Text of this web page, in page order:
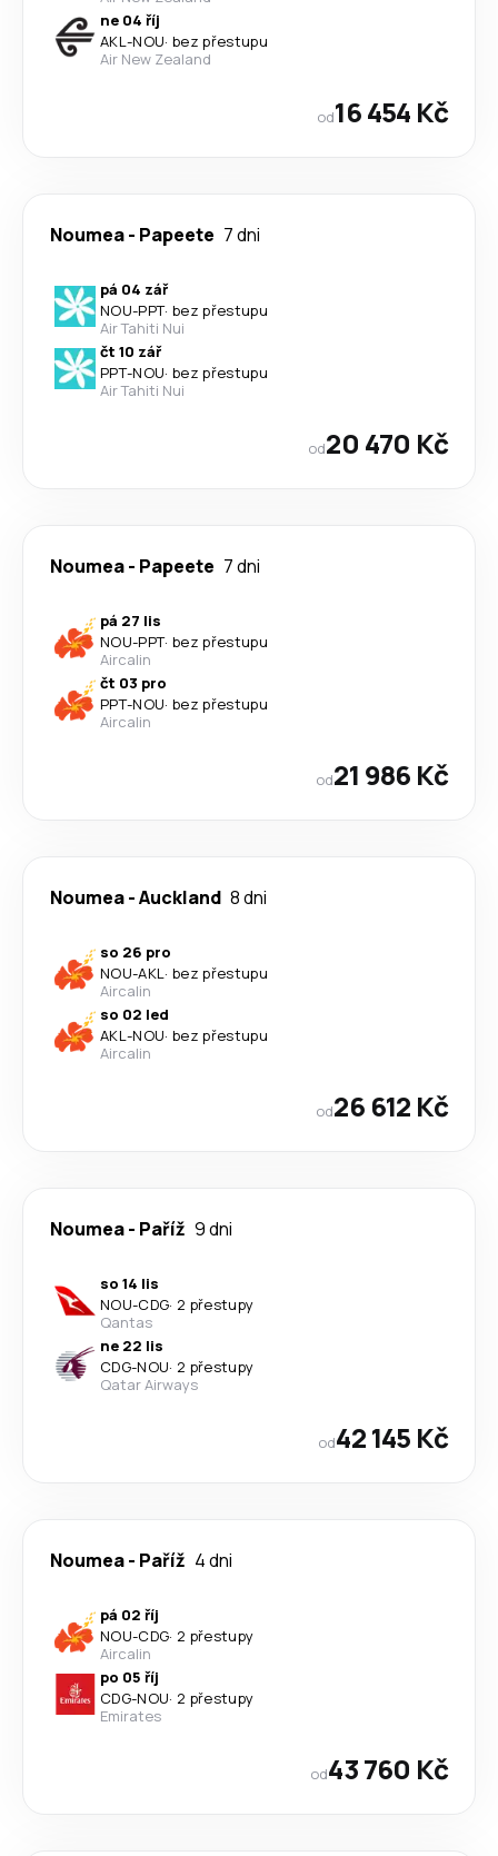
ne 04 říj
AKL-NOU· bez přestupu
Air New Zealand
od16 454 Kč
Noumea- Papeete 7 dni
pá 04 zář
NOU-PPT· bez přestupu
Air Tahiti Nui
čt 10 zář
PPT-NOU· bez přestupu
Air Tahiti Nui
od20 470 Kč
Noumea- Papeete 7 dni
pá 27 lis
NOU-PPT· bez přestupu
Aircalin
čt 03 pro
PPT-NOU· bez přestupu
Aircalin
od21 986 Kč
Noumea-Auckland 8 dni
so 26 pro
NOU-AKL· bez přestupu
Aircalin
so 02 led
AKL-NOU· bez přestupu
Aircalin
od26 612 Kč
Noumea- Paříž 9 dni
so 14 lis
NOU-CDG· 2 přestupy
Qantas
ne 22 lis
CDG-NOU· 2 přestupy
Qatar Airways
od42 145 Kč
Noumea- Paříž 4 dni
pá 02 říj
NOU-CDG· 2 přestupy
Aircalin
po 05 říj
CDG-NOU· 2 přestupy
Emirates
od43 760 Kč